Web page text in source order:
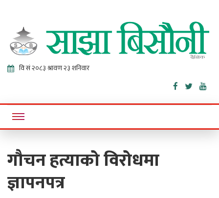
Sajha
Bisaunee
Online News Portal
गौचन हत्याको विरोधमा
ज्ञापनपत्र